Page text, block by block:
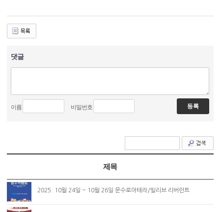
댓글
이름 비밀번호
제목
2025. 10월 24일 ~ 10월 26일 문수로아테라/빌리브 리버런트